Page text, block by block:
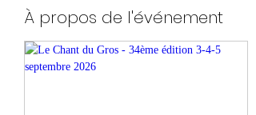
À propos de l'événement